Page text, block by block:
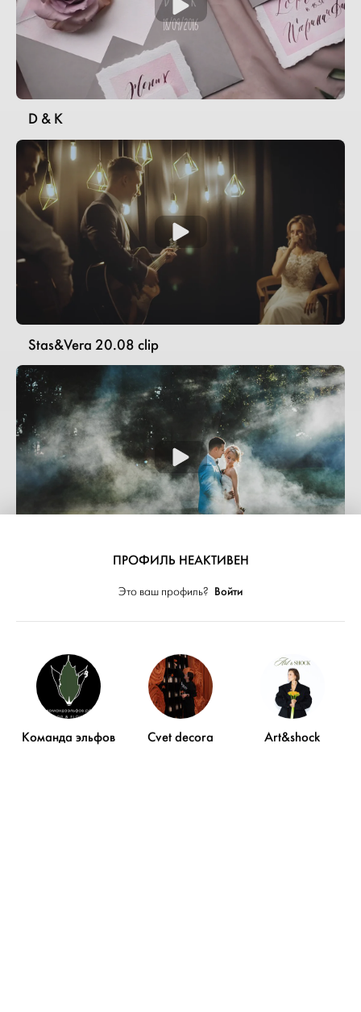
D & K
Stas&Vera 20.08 clip
Артур Анна (Wed)
Благодарности
ПРОФИЛЬ НЕАКТИВЕН
Это ваш профиль? Войти
Команда эльфов Cvet decora Art&shock